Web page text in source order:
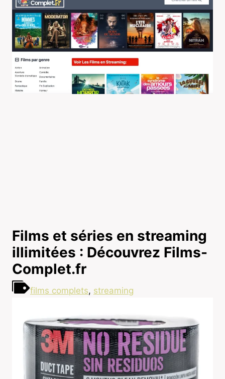
Films et séries en streaming
illimitées : Découvrez Films-
Complet.fr
films complets, streaming